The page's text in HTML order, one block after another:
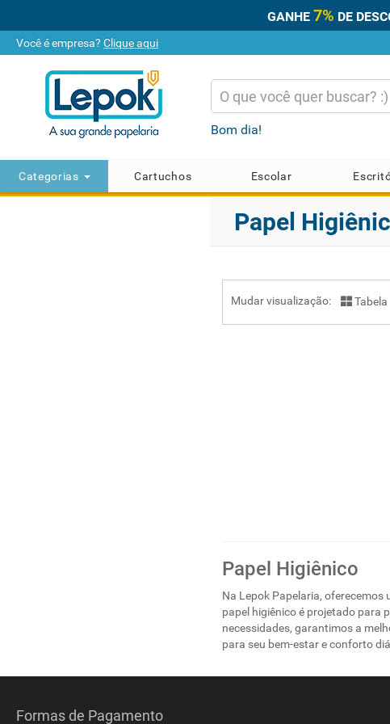
GANHE 7% DE
Você é empresa? Clique aqui
Bom dia!
Categorias Cartuchos Escolar
Papel
Mudar visualização: Tabela
Papel Higiênico
Na Lepok Papelaria, oferecemos
papel higiênico é projetado para
necessidades, garantimos a
para seu bem-estar e conforto
Formas de Pagamento